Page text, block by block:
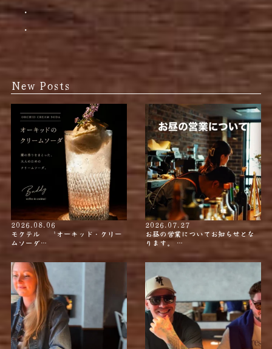
・
・
New Posts
2026.08.06
モクテル 〝オーキッド・クリー
ムソーダ…
2026.07.27
お昼の営業についてお知らせとな
ります。 …